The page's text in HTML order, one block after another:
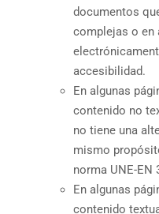
documentos
complejas o en
accesibilidad.
En algunas
contenido no
no tiene una
mismo
norma UNE-EN
En algunas
contenido